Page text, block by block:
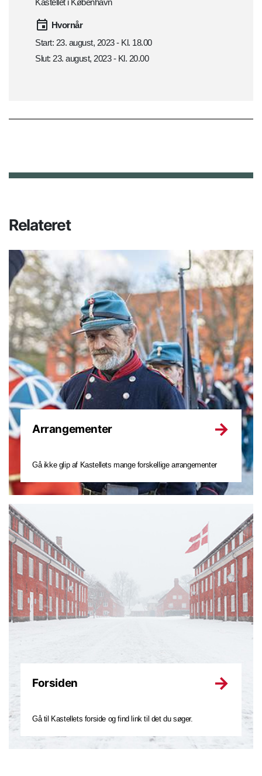
Kastellet i København
Hvornår
Start: 23. august, 2023 - Kl. 18.00
Slut: 23. august, 2023 - Kl. 20.00
Relateret
Arrangementer
Gå ikke glip af Kastellets mange forskellige arrangementer
Forsiden
Gå til Kastellets forside og find link til det du søger.